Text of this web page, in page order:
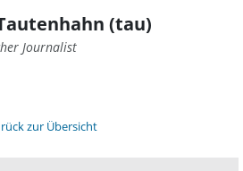
(tau)
Journalist
zur Übersicht